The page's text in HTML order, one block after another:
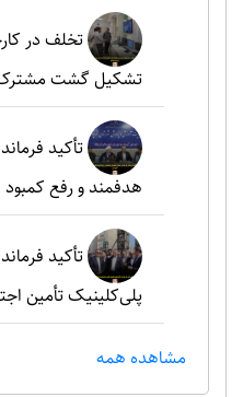
تخلف در
تشکیل گشت مشترک
تأکید
هدفمند و رفع
تأکید
پلی‌کلینیک تأمین
مشاهده همه